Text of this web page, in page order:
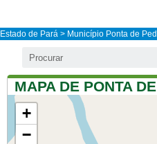
Estado de Pará > Município Ponta de
MAPA DE PONTA
+
−